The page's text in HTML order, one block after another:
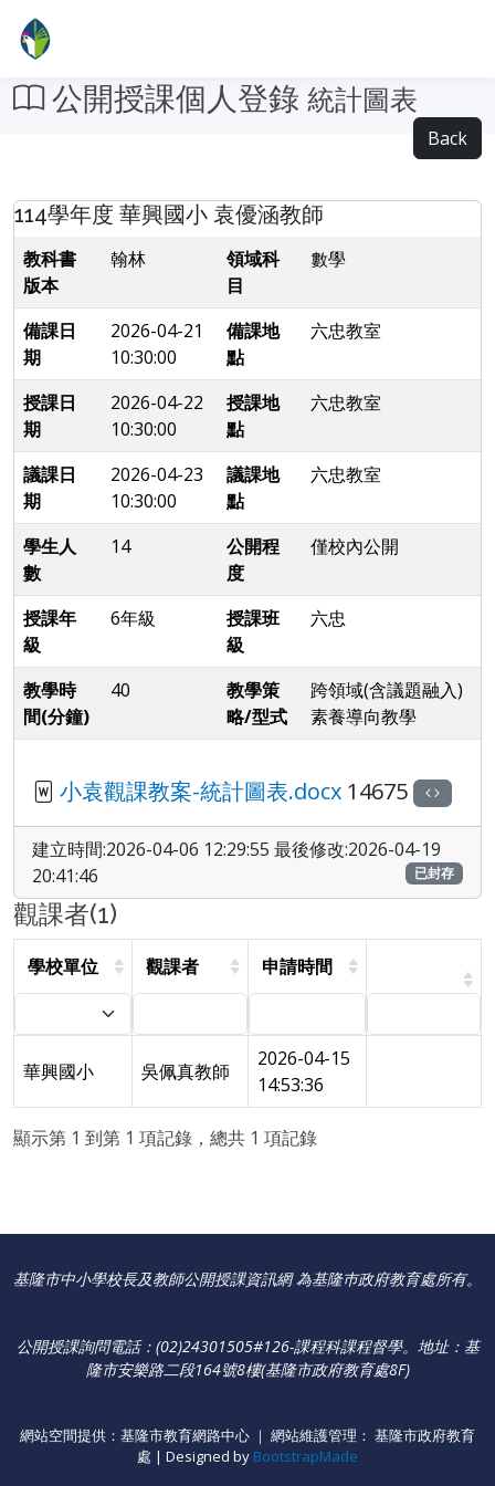
公開授課個人登錄 統計圖表
Back
114學年度 華興國小 袁優涵教師
教科書
版本
翰林
領域科
目
數學
備課日
期
2026-04-21
10:30:00
備課地
點
六忠教室
授課日
期
2026-04-22
10:30:00
授課地
點
六忠教室
議課日
期
2026-04-23
10:30:00
議課地
點
六忠教室
學生人
數
14
公開程
度
僅校內公開
授課年
級
6年級
授課班
級
六忠
教學時
間(分鐘)
40
教學策
略/型式
跨領域(含議題融入)
素養導向教學
小袁觀課教案-統計圖表.docx 14675
建立時間:2026-04-06 12:29:55 最後修改:2026-04-19
20:41:46
已封存
觀課者(1)
學校單位 觀課者 申請時間
華興國小 吳佩真教師
2026-04-15
14:53:36
顯示第 1 到第 1 項記錄，總共 1 項記錄
基隆市中小學校長及教師公開授課資訊網 為基隆巿政府教育處所有。
公開授課詢問電話：(02)24301505#126-課程科課程督學。 地址：基
隆市安樂路二段164號8樓(基隆市政府教育處8F)
網站空間提供：基隆市教育網路中心 ｜ 網站維護管理： 基隆市政府教育
處 | Designed by BootstrapMade